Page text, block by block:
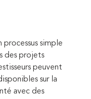
simple
des projets
peuvent
sur la
avec des